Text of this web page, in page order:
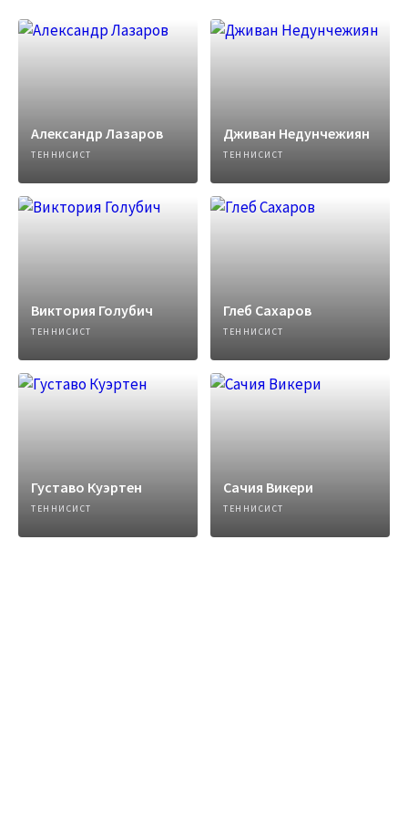
Александр Лазаров
ТЕННИСИСТ
Дживан Недунчежиян
ТЕННИСИСТ
Виктория Голубич
ТЕННИСИСТ
Глеб Сахаров
ТЕННИСИСТ
Густаво Куэртен
ТЕННИСИСТ
Сачия Викери
ТЕННИСИСТ